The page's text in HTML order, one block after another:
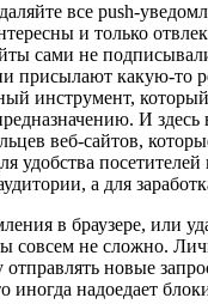
все push-
и только
сами не
присылают какую-то
инструмент, который
И здесь
веб-сайтов,
удобства
а для
в браузере, или
совсем не сложно.
отправлять новые
иногда надоедает